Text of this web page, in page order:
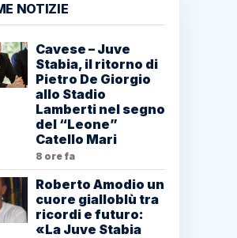
NOTIZIE
Cavese – Juve
Stabia, il ritorno di
Pietro De Giorgio
allo Stadio
Lamberti nel segno
del “Leone”
Catello Mari
8 ore fa
Roberto Amodio un
cuore gialloblù tra
ricordi e futuro:
«La Juve Stabia